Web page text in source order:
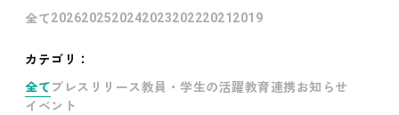
全て202620252024202320222021 2019
カテゴリ：
全て プレスリリース教員・学生の活躍教育連携お知らせ
イベント